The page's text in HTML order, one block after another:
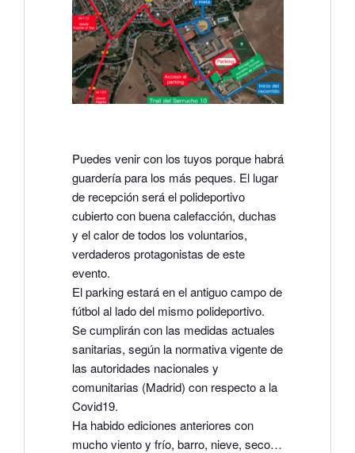
Puedes venir con los tuyos porque habrá
guardería para los más peques. El lugar
de recepción será el polideportivo
cubierto con buena calefacción, duchas
y el calor de todos los voluntarios,
verdaderos protagonistas de este
evento.
El parking estará en el antiguo campo de
fútbol al lado del mismo polideportivo.
Se cumplirán con las medidas actuales
sanitarias, según la normativa vigente de
las autoridades nacionales y
comunitarias (Madrid) con respecto a la
Covid19.
Ha habido ediciones anteriores con
mucho viento y frío, barro, nieve, seco…